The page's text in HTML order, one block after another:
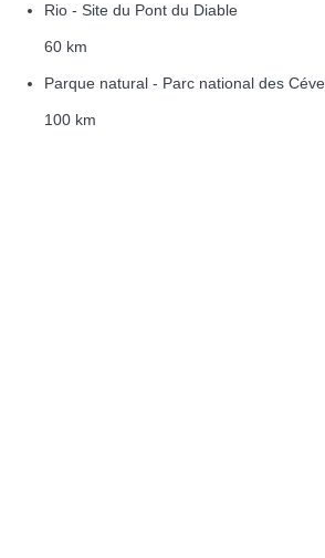
Rio - Site du Pont du Diable
60 km
Parque natural - Parc national des
100 km